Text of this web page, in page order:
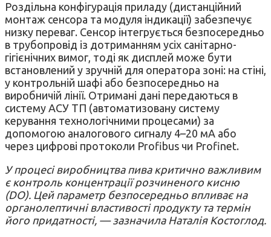
Роздільна конфігурація приладу (дистанційний
монтаж сенсора та модуля індикації) забезпечує
низку переваг. Сенсор інтегрується безпосередньо
в трубопровід із дотриманням усіх санітарно-
гігієнічних вимог, тоді як дисплей може бути
встановлений у зручній для оператора зоні: на стіні,
у контрольній шафі або безпосередньо на
виробничій лінії. Отримані дані передаються в
систему АСУ ТП (автоматизовану систему
керування технологічними процесами) за
допомогою аналогового сигналу 4–20 мА або
через цифрові протоколи Profibus чи Profinet.
У процесі виробництва пива критично важливим
є контроль концентрації розчиненого кисню
(DO). Цей параметр безпосередньо впливає на
органолептичні властивості продукту та термін
його придатності, — зазначила Наталія Костоглод.